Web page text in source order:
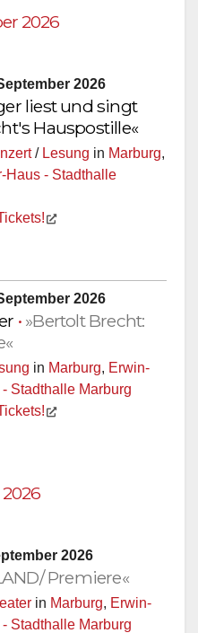
2026
2026
liest und singt
Hauspostille«
/ Lesung in Marburg,
Haus - Stadthalle
2026
• »Bertolt Brecht:
in Marburg, Erwin-
Stadthalle Marburg
2026
Premiere«
in Marburg, Erwin-
Stadthalle Marburg